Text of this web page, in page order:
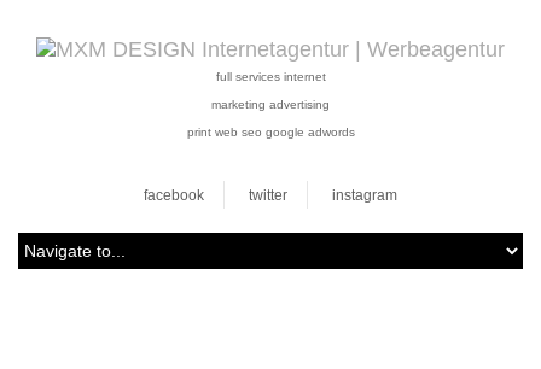
full services internet
marketing advertising
print web seo google adwords
facebook twitter instagram